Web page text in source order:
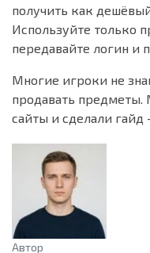
получить как
Используйте только
передавайте логин и
Многие игроки не
продавать
сайты и сделали
Автор